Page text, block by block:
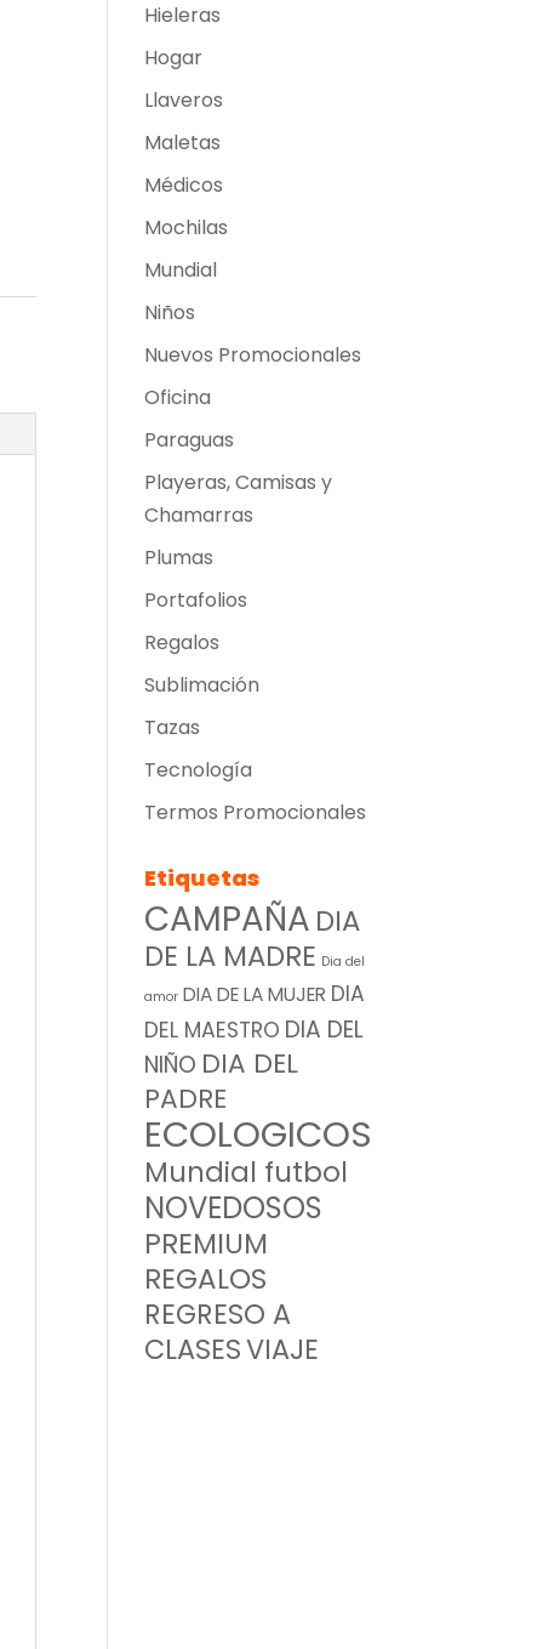
Hieleras
Hogar
Llaveros
Maletas
Médicos
Mochilas
Mundial
Niños
Nuevos Promocionales
Oficina
Paraguas
Playeras, Camisas y
Chamarras
Plumas
Portafolios
Regalos
Sublimación
Tazas
Tecnología
Termos Promocionales
Etiquetas
CAMPAÑA DIA
DE LA MADRE Dia del
amor DIA DE LA MUJER DIA
DEL MAESTRO DIA DEL
NIÑO DIA DEL
PADRE
ECOLOGICOS
Mundial futbol
NOVEDOSOS
PREMIUM
REGALOS
REGRESO A
CLASESVIAJE